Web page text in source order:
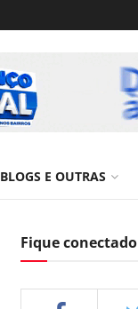
BLOGS E OUTRAS
Fique conectado